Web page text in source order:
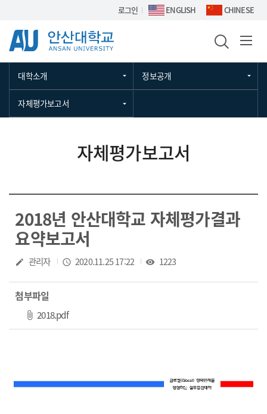
Skip Menu로그인 ENGLISH CHINESE
대학소개 정보공개
자체평가보고서
자체평가보고서
2018년 안산대학교 자체평가결과
요약보고서
작성자
create 관리자 작성일
access_time 2020.11.25 17:22 조회수
visibility 1223
첨부파일
2018.pdf파일 다운로드